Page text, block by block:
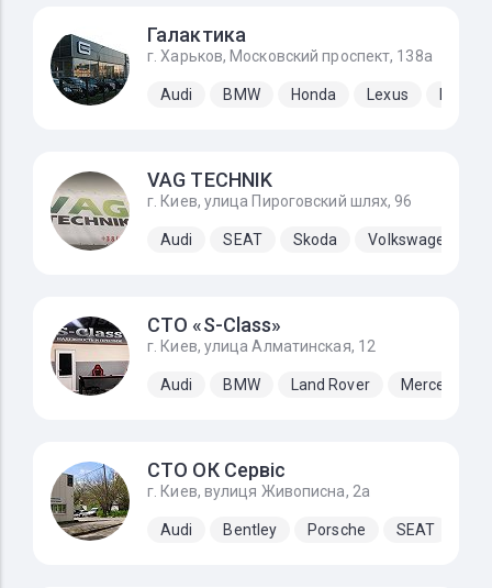
Галактика
г. Харьков, Московский проспект, 138а
Audi BMW Honda Lexus
VAG TECHNIK
г. Киев, улица Пироговский шлях, 96
Audi SEAT Skoda Volkswagen
СТО «S-Class»
г. Киев, улица Алматинская, 12
Audi BMW Land Rover Mercedes-
СТО ОК Сервіс
г. Киев, вулиця Живописна, 2а
Audi Bentley Porsche SEAT